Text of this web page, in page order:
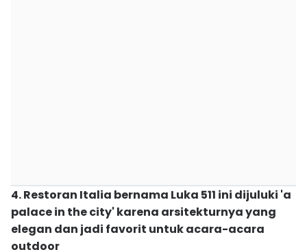
4. Restoran Italia bernama Luka 511 ini dijuluki 'a
palace in the city' karena arsitekturnya yang
elegan dan jadi favorit untuk acara-acara
outdoor